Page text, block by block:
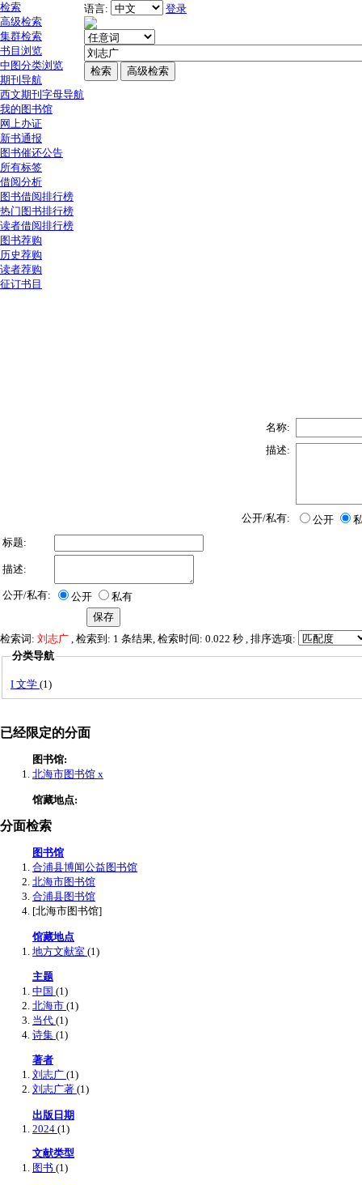
检索
高级检索
集群检索
书目浏览
中图分类浏览
期刊导航
西文期刊字母导航
我的图书馆
网上办证
新书通报
图书催还公告
所有标签
借阅分析
图书借阅排行榜
热门图书排行榜
读者借阅排行榜
图书荐购
历史荐购
读者荐购
征订书目
语言: 登录
名称:
描述:
公开/私有: 公开
标题:
描述:
公开/私有: 公开 私有
检索词: 刘志广 , 检索到: 1 条结果, 检索时间: 0.022 秒 , 排序选项:
分类导航
I 文学 (1)
已经限定的分面
图书馆:
北海市图书馆 x
馆藏地点:
分面检索
图书馆
合浦县博闻公益图书馆
北海市图书馆
合浦县图书馆
[北海市图书馆]
馆藏地点
地方文献室 (1)
主题
中国 (1)
北海市 (1)
当代 (1)
诗集 (1)
著者
刘志广 (1)
刘志广著 (1)
出版日期
2024 (1)
文献类型
图书 (1)